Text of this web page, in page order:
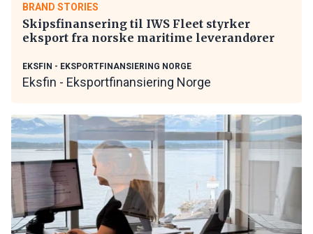
BRAND STORIES
Skipsfinansering til IWS Fleet styrker
eksport fra norske maritime leverandører
EKSFIN - EKSPORTFINANSIERING NORGE
Eksfin - Eksportfinansiering Norge